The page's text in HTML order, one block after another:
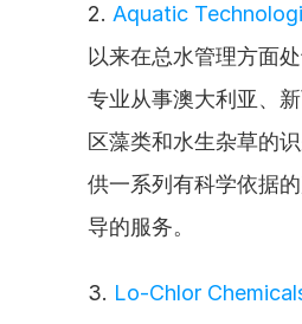
2. Aquatic
以来在总水管理方面
专业从事澳大利亚、
区藻类和水生杂草的
供一系列有科学依据
导的服务。
3. Lo-Chlor